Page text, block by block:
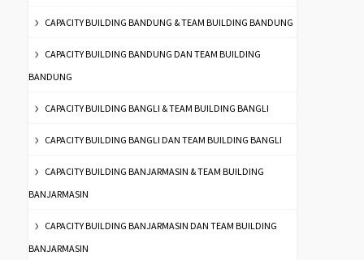
CAPACITY BUILDING BANDUNG & TEAM BUILDING BANDUNG
CAPACITY BUILDING BANDUNG DAN TEAM BUILDING
BANDUNG
CAPACITY BUILDING BANGLI & TEAM BUILDING BANGLI
CAPACITY BUILDING BANGLI DAN TEAM BUILDING BANGLI
CAPACITY BUILDING BANJARMASIN & TEAM BUILDING
BANJARMASIN
CAPACITY BUILDING BANJARMASIN DAN TEAM BUILDING
BANJARMASIN